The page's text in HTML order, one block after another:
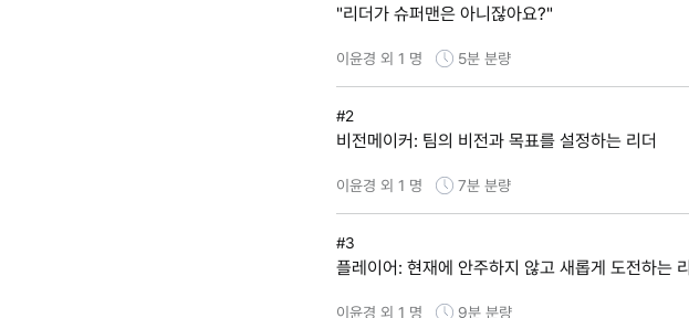
"리더가 슈퍼맨은 아니잖아요?"
이윤경 외 1 명 5분 분량
#2
비전메이커: 팀의 비전과 목표를 설정하는 리더
이윤경 외 1 명 7분 분량
#3
플레이어: 현재에 안주하지 않고 새롭게 도전하는
이윤경 외 1 명 9분 분량